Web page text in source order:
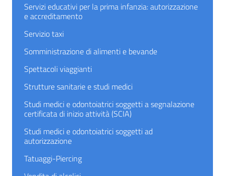
Servizi educativi per la prima infanzia: autorizzazione
e accreditamento
Servizio taxi
Somministrazione di alimenti e bevande
Spettacoli viaggianti
Strutture sanitarie e studi medici
Studi medici e odontoiatrici soggetti a segnalazione
certificata di inizio attività (SCIA)
Studi medici e odontoiatrici soggetti ad
autorizzazione
Tatuaggi-Piercing